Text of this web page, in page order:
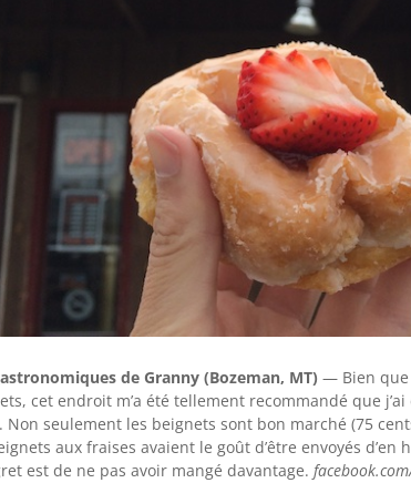
de Granny (Bozeman, MT) — Bien que
cet endroit m’a été tellement recommandé que
Non seulement les beignets sont bon marché (75
aux fraises avaient le goût d’être envoyés d’en
est de ne pas avoir mangé davantage.